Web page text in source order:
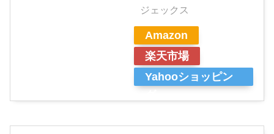
ジェックス
Amazon
楽天市場
Yahooショッピン